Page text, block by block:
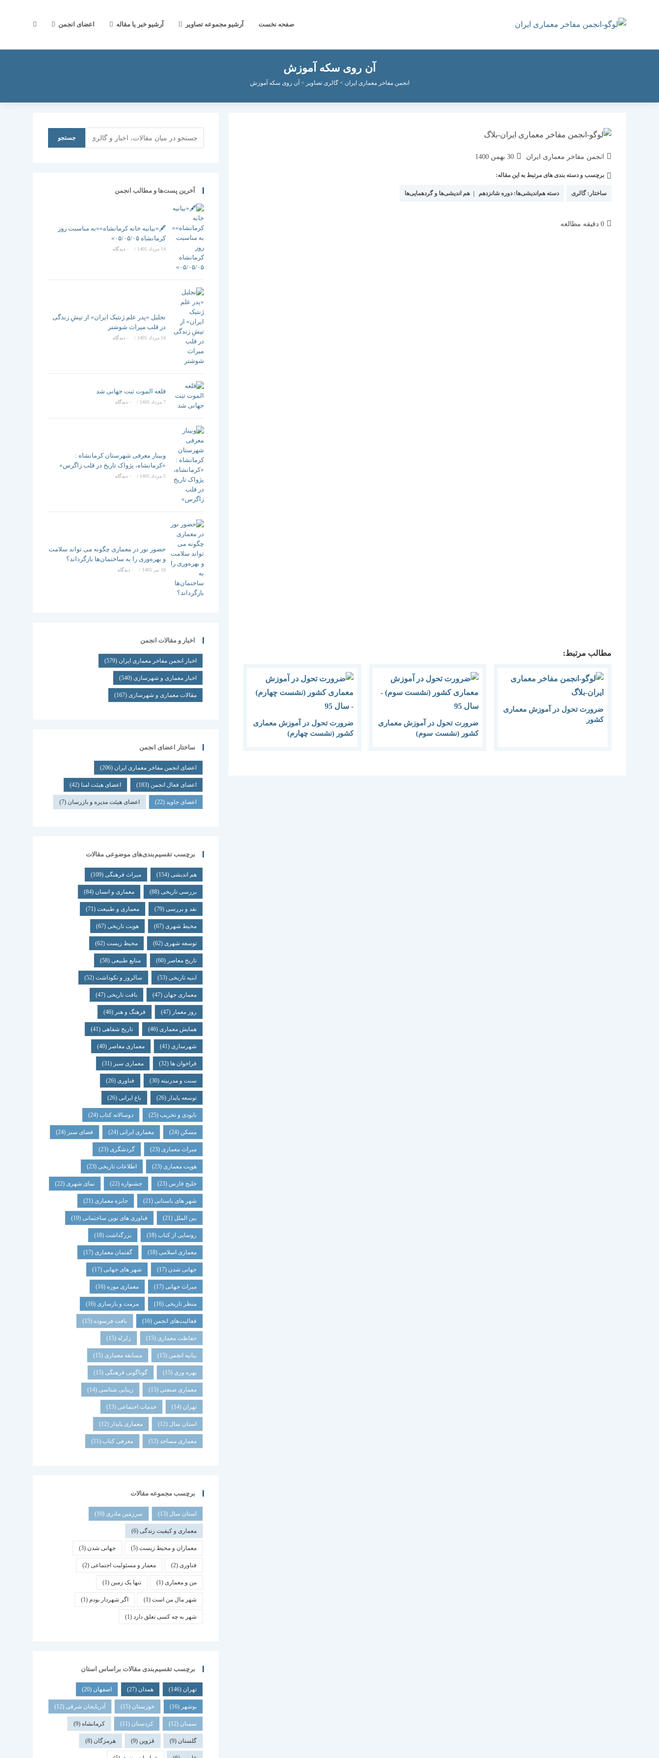
صفحه نخست آرشیو مجموعه تصاویر آرشیو خبر یا مقاله اعضای انجمن جستجوی
آن روی سکه آموزش
انجمن مفاخر معماری ایران >گالری تصاویر > آن روی سکه آموزش
نویسندهٔ
انجمن مفاخر معماری ایران
نوشته
شده
30 بهمن 1400
دسته‌برچسب و دسته بندی های مرتبط به این مقاله:
ساختار:گالری دسته هم‌اندیشی‌ها:دوره شانزدهم هم اندیشی‌ها و گردهمایی‌ها
زمان
0 دقیقه مطالعه
مطالب مرتبط:
ضرورت تحول در آموزش معماری
کشور
ضرورت تحول در آموزش معماری
کشور (نشست سوم)
ضرورت تحول در آموزش معماری
کشور (نشست چهارم)
جستجو
آخرین پست‌ها و مطالب انجمن
🖋️«بیانیه خانه کرمانشاه»«به مناسبت روز
کرمانشاه ۰۵/۰۵/۰۵»
14 مرداد 1405 / ۰ دیدگاه
تجلیل «پدر علم ژنتیک ایران» از تپشِ زندگی
در قلب میراث شوشتر
14 مرداد 1405 / ۰ دیدگاه
قلعه الموت ثبت جهانی شد
7 مرداد 1405 / ۰ دیدگاه
وبینار معرفی شهرستان کرمانشاه :
«کرمانشاه، پژواک تاریخ در قلب زاگرس»
5 مرداد 1405 / ۰ دیدگاه
حضور نور در معماری چگونه می تواند سلامت
و بهره‌وری را به ساختمان‌ها بازگرداند؟
10 تیر 1405 / ۰ دیدگاه
اخبار و مقالات انجمن
اخبار انجمن مفاخر معماری ایران (579)
اخبار معماری و شهرسازی(540)
مقالات معماری و شهرسازی(167)
ساختار اعضای انجمن
اعضای انجمن مفاخر معماری ایران (206)
اعضای فعال انجمن (183) اعضای هیئت امنا (42)
اعضای جاوید(22) اعضای هیئت مدیره و بازرسان (7)
برچسب تقسیم‌بندی‌های موضوعی مقالات
هم اندیشی(154) میراث فرهنگی(109)
بررسی تاریخی(88) معماری و انسان (84)
نقد و بررسی(79) معماری و طبیعت(71)
محیط شهری(67) هویت تاریخی(67)
توسعه شهری(62) محیط زیست(62)
تاریخ معاصر (60) منابع طبیعی(58)
ابنیه تاریخی(53) سالروز و نکوداشت(52)
معماری جهان (47) بافت تاریخی(47)
روز معمار (47) فرهنگ و هنر (46)
همایش معماری(46) تاریخ شفاهی(41)
شهرسازی(41) معماری معاصر (40)
فراخوان ها (32) معماری سبز (31)
سنت و مدرنیته (30) فناوری(26)
توسعه پایدار (26) باغ ایرانی(26)
نابودی و تخریب(25) دوسالانه کتاب(24)
مسکن (24) معماری ایرانی(24) فضای سبز (24)
میراث معماری(23) گردشگری(23)
هویت معماری(23) اطلاعات تاریخی(23)
خلیج فارس (23) جشنواره (22) نمای شهری(22)
شهر های باستانی(21) جایزه معماری(21)
بین الملل (21) فناوری های نوین ساختمانی(19)
رونمایی از کتاب(18) بزرگداشت(18)
معماری اسلامی(18) گفتمان معماری(17)
جهانی شدن (17) شهر های جهانی(17)
میراث جهانی(17) معماری موزه (16)
منظر تاریخی(16) مرمت و بازسازی(16)
فعالیت‌های انجمن (16) بافت فرسوده (15)
حفاظت معماری (15) زلزله (15)
بیانیه انجمن (15) مسابقه معماری (15)
بهره وری (15) گوناگونی فرهنگی (15)
معماری صنعتی (15) زیبایی شناسی (14)
تهران (14) خدمات اجتماعی (13)
استان سال (12) معماری پایدار (12)
معماری مساجد(12) معرفی کتاب (11)
برچسب مجموعه مقالات
استان سال (13) سرزمین مادری (10)
معماری و کیفیت زندگی(6)
معماران و محیط زیست(5) جهانی شدن (3)
فناوری(2) معمار و مسئولیت اجتماعی(2)
من و معماری(1) تنها یک زمین (1)
شهر مال من است(1) اگر شهردار بودم (1)
شهر به چه کسی تعلق دارد(1)
برچسب تقسیم‌بندی مقالات براساس استان
تهران (146) همدان (27) اصفهان (20)
بوشهر (16) خوزستان (15) آذربایجان شرقی (12)
سمنان (12) کردستان (11) کرمانشاه(9)
گلستان (9) قزوین (9) هرمزگان (8)